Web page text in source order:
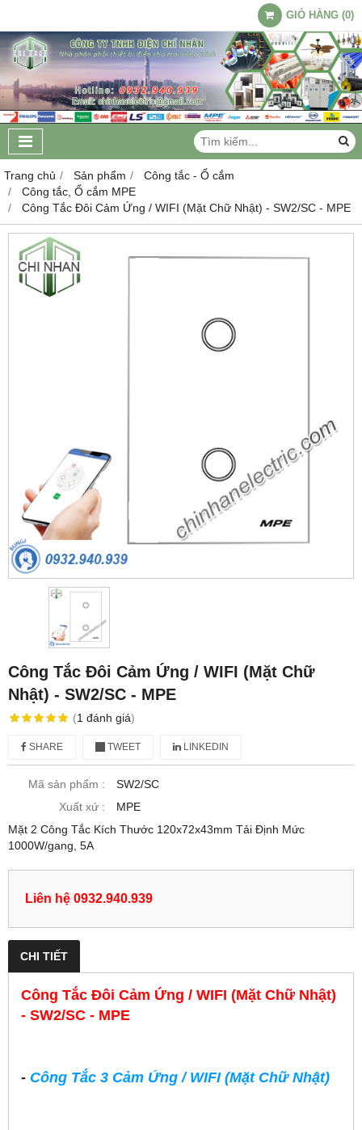
GIỎ HÀNG (0)
Trang chủ Sản phẩm
Công tắc - Ổ cắm
Công tắc, Ổ cắm MPE
Công Tắc Đôi Cảm Ứng / WIFI (Mặt Chữ Nhật) - SW2/SC - MPE
Công Tắc Đôi Cảm Ứng / WIFI (Mặt Chữ
Nhật) - SW2/SC - MPE
(1 đánh giá)
SHARE TWEET LINKEDIN
Mã sản phẩm :
SW2/SC
Xuất xứ :
MPE
Mặt 2 Công Tắc Kích Thước 120x72x43mm Tải Định Mức
1000W/gang, 5A
Liên hệ 0932.940.939
CHI TIẾT
Công Tắc Đôi Cảm Ứng / WIFI (Mặt Chữ Nhật)
- SW2/SC - MPE
- Công Tắc 3 Cảm Ứng / WIFI (Mặt Chữ Nhật)